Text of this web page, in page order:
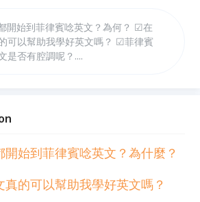
開始到菲律賓唸英文？為何？ ☑在
可以幫助我學好英文嗎？ ☑菲律賓
是否有腔調呢？....
始到菲律賓唸英文？為什麼？
的可以幫助我學好英文嗎？